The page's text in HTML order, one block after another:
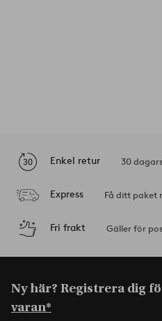
Enkel retur 30
Express Få ditt paket
Fri frakt Gäller för
Ny här? Registrera dig
varan*